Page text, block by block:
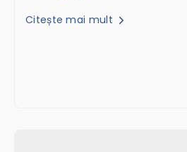
Citește mai mult